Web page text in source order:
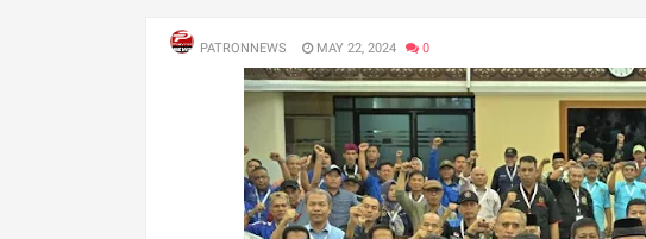
PATRONNEWS MAY 22, 2024 0